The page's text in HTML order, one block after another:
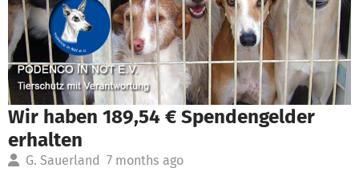
Wir haben 189,54 € Spendengelder
erhalten
G. Sauerland 7 months ago